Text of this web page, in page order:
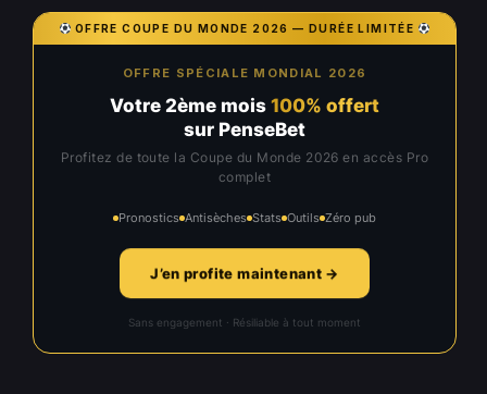
OFFRE COUPE DU MONDE 2026 — DURÉE LIMITÉE
OFFRE SPÉCIALE MONDIAL 2026
Votre 2ème mois 100% offert
sur PenseBet
Profitez de toute la Coupe du Monde 2026 en accès Pro
complet
Pronostics Antisèches Stats Outils Zéro pub
J’en profite maintenant →
Sans engagement · Résiliable à tout moment